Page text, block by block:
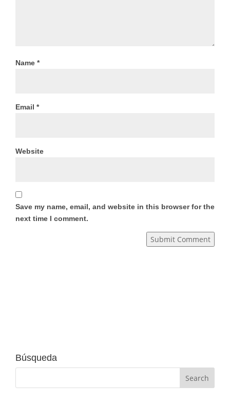
Name *
Email *
Website
Save my name, email, and website in this browser for the
next time I comment.
Submit Comment
Búsqueda